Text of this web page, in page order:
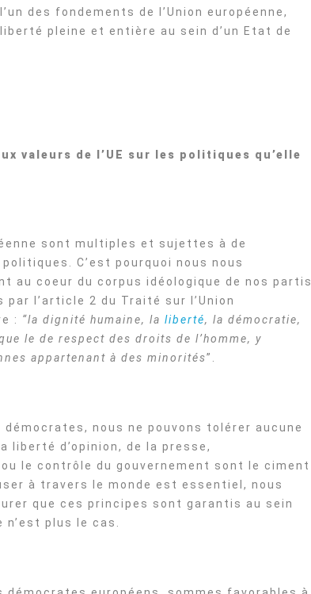
des fondements de l’Union européenne,
pleine et entière au sein d’un Etat de
valeurs de l’UE sur les politiques qu’elle
sont multiples et sujettes à de
C’est pourquoi nous nous
au coeur du corpus idéologique de nos partis
l’article 2 du Traité sur l’Union
: “la dignité humaine, la liberté, la démocratie,
le de respect des droits de l’homme, y
appartenant à des minorités”.
démocrates, nous ne pouvons tolérer aucune
liberté d’opinion, de la presse,
ou le contrôle du gouvernement sont le ciment
à travers le monde est essentiel, nous
que ces principes sont garantis au sein
plus le cas.